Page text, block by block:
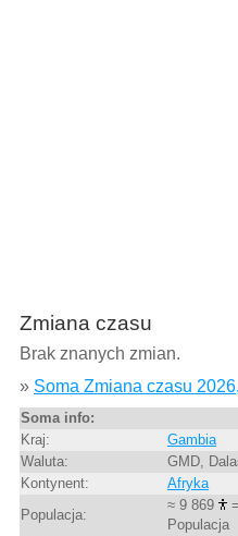
Zmiana czasu
Brak znanych zmian.
» Soma Zmiana czasu
Soma info:
Kraj:
Gambia
Waluta:
GMD,
Kontynent:
Afryka
Populacja:
≈ 9 869
Populacja